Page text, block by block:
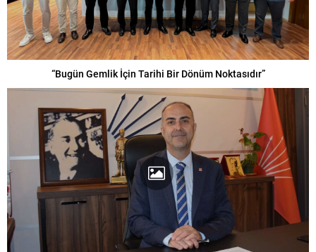
“Bugün Gemlik İçin Tarihi Bir Dönüm Noktasıdır”